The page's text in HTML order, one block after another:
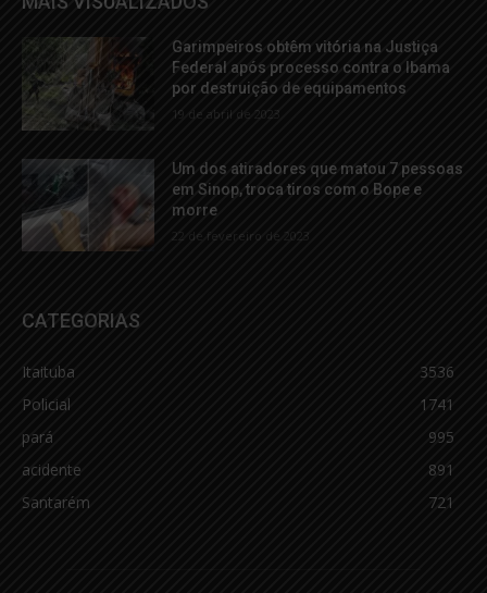
Garimpeiros obtêm vitória na Justiça
Federal após processo contra o Ibama
por destruição de equipamentos
19 de abril de 2023
Um dos atiradores que matou 7 pessoas
em Sinop, troca tiros com o Bope e
morre
22 de fevereiro de 2023
CATEGORIAS
Itaituba
3536
Policial
1741
pará
995
acidente
891
Santarém
721